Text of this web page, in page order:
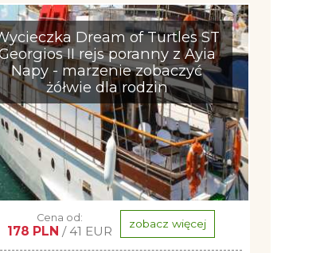
Dream of Turtles ST
II rejs poranny z Ayia
Napy - marzenie zobaczyć
żółwie dla rodzin
Cena od:
178 PLN / 41 EUR zobacz więcej